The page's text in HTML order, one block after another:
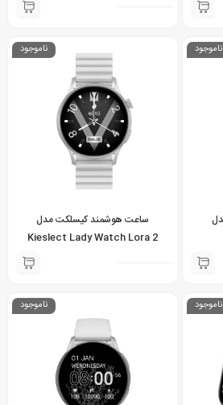
ناموجود ناموجود
ساعت هوشمند کیسلکت مدل
Kieslect Lady Watch Lora 2
ناموجود ناموجود